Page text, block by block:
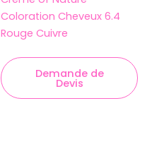
Coloration Cheveux 6.4
Rouge Cuivre
Demande de
Devis